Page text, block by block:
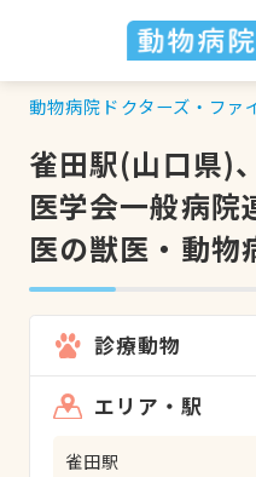
動物病院ドクターズ・ファ
雀田駅(山口県)
医学会一般病院
医の獣医・動物
診療動物
エリア・駅
雀田駅